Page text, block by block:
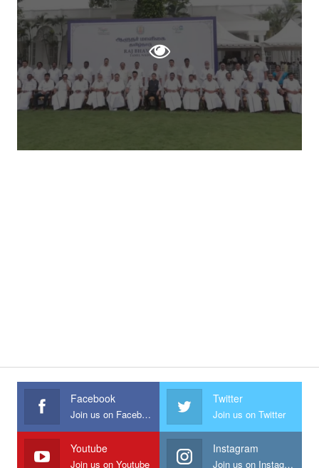
Facebook
Join us on Facebook
Twitter
Join us on Twitter
Youtube
Join us on Youtube
Instagram
Join us on Instagram